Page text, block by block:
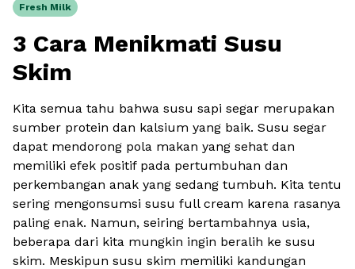
Fresh Milk
3 Cara Menikmati Susu
Skim
Kita semua tahu bahwa susu sapi segar merupakan
sumber protein dan kalsium yang baik. Susu segar
dapat mendorong pola makan yang sehat dan
memiliki efek positif pada pertumbuhan dan
perkembangan anak yang sedang tumbuh. Kita tentu
sering mengonsumsi susu full cream karena rasanya
paling enak. Namun, seiring bertambahnya usia,
beberapa dari kita mungkin ingin beralih ke susu
skim. Meskipun susu skim memiliki kandungan